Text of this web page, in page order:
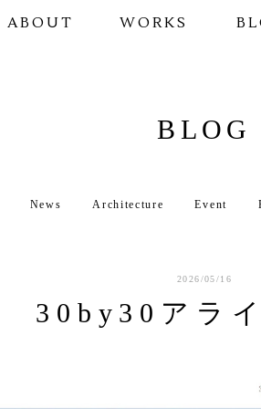
ABOUT WORKS
BLOG
News Architecture Event
2026/05/16
30by30アラ